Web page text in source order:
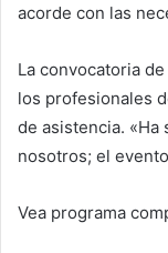
acorde con las
La convocatoria
los profesionales
de asistencia.
nosotros; el
Vea programa